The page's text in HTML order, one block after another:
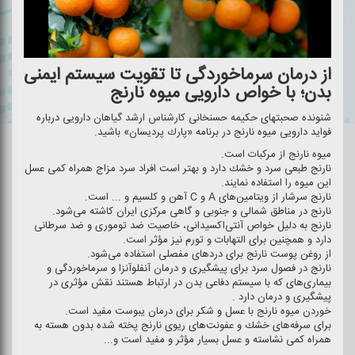
از درمان سرماخوردگی تا تقویت سیستم ایمنی
بدن؛ با خواص دارویی میوه نارنج
شنونده صحبتهای حكیمه حسنخانی كارشناس ارشد گیاهان دارویی درباره
فواید دارویی میوه نارنج در برنامه «پارك پردیسان» باشید.
میوه نارنج از مركبات است.
نارنج طبعی سرد و خشك دارد و بهتر است افراد سرد مزاج همراه كمی عسل
این میوه را استفاده نمایند.
نارنج سرشار از ویتامین‌های A و C آهن و كلسیم و ... است.
نارنج در مناطق شمالی و جنوبی و گاهی مركزی ایران كاشته می‌شود.
نارنج به دلیل خواص آنتی‌اكسیدانی، خاصیت ضد توموری و ضد سرطانی
دارد و همچنین برای التهابات و تورم نیز مؤثر است.
از روغن پوست نارنج برای دردهای مفصلی استفاده می‌شود.
نارنج در فصول سرد برای پیشگیری و درمان آنفلوآنزا و سرماخوردگی و
بیماری‌های كه با سیستم دفاعی بدن در ارتباط هستند نقش مؤثری در
پیشگیری و درمان دارد .
خوردن میوه نارنج با عسل و شكر برای درمان یبوست مفید است.
برای سرفه‌های خشك و عفونت‌های ریوی نارنج پخته شده بدون هسته به
همراه كمی نشاسته و عسل بسیار مؤثر و مفید است و...